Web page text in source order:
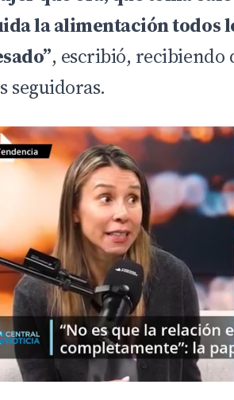
la alimentación todos
, escribió, recibiendo
seguidoras.